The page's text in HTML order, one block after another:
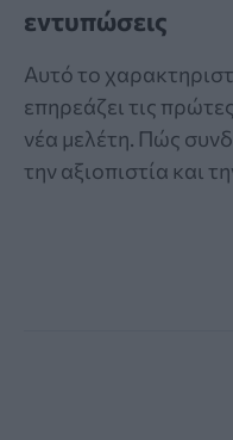
εντυπώσεις
Αυτό το
επηρεάζει τις
νέα μελέτη. Πώς
την αξιοπιστία και